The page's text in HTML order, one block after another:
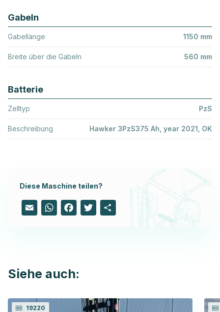
Gabeln
Gabellänge 1150 mm
Breite über die Gabeln 560 mm
Batterie
Zelltyp PzS
Beschreibung Hawker 3PzS375 Ah, year 2021, OK
Diese Maschine teilen?
Email WhatsAppFacebook
Twitter
Siehe auch:
19220